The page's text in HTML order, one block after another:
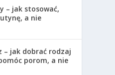
– jak stosować,
a nie
– jak dobrać rodzaj
porom, a nie